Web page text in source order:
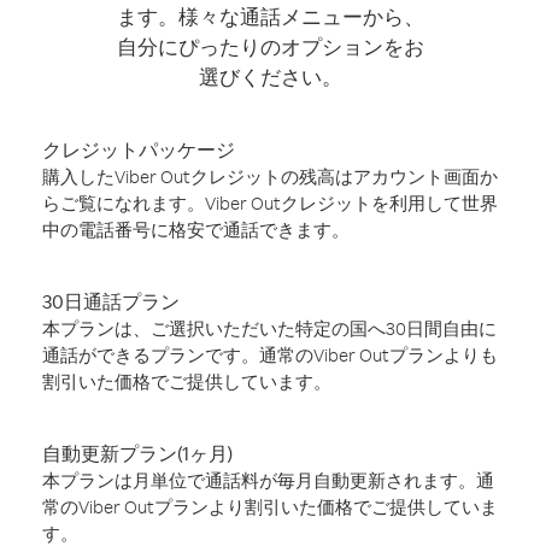
ます。様々な通話メニューから、
自分にぴったりのオプションをお
選びください。
クレジットパッケージ
購入したViber Outクレジットの残高はアカウント画面か
らご覧になれます。Viber Outクレジットを利用して世界
中の電話番号に格安で通話できます。
30日通話プラン
本プランは、ご選択いただいた特定の国へ30日間自由に
通話ができるプランです。通常のViber Outプランよりも
割引いた価格でご提供しています。
自動更新プラン(1ヶ月)
本プランは月単位で通話料が毎月自動更新されます。通
常のViber Outプランより割引いた価格でご提供していま
す。